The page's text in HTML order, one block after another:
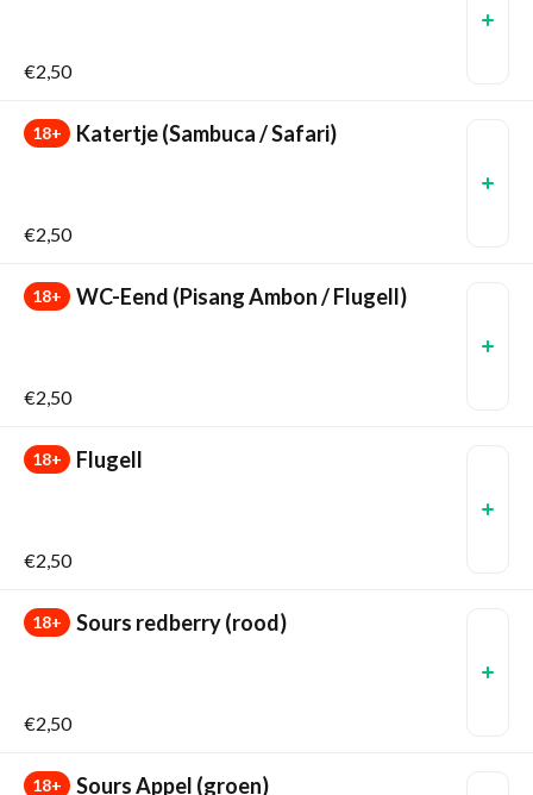
€2,50
18+ Katertje (Sambuca / Safari)
€2,50
18+ WC-Eend (Pisang Ambon / Flugell)
€2,50
18+ Flugell
€2,50
18+ Sours redberry (rood)
€2,50
18+ Sours Appel (groen)